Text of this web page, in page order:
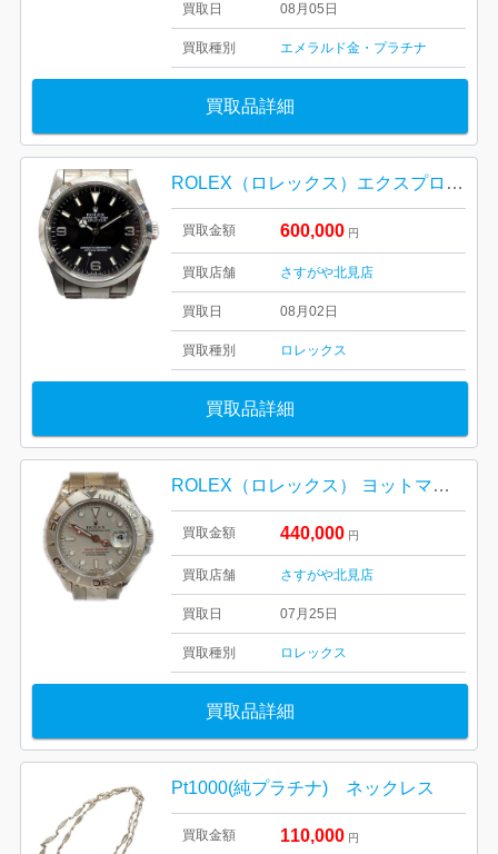
買取日 08月05日
買取種別 エメラルド金・プラチナ
買取品詳細
ROLEX（ロレックス）エクスプローラーⅠ Ref:114270
買取金額 600,000 円
買取店舗 さすがや北見店
買取日 08月02日
買取種別 ロレックス
買取品詳細
ROLEX（ロレックス） ヨットマスター ref.169622
買取金額 440,000 円
買取店舗 さすがや北見店
買取日 07月25日
買取種別 ロレックス
買取品詳細
Pt1000(純プラチナ) ネックレス
買取金額 110,000 円